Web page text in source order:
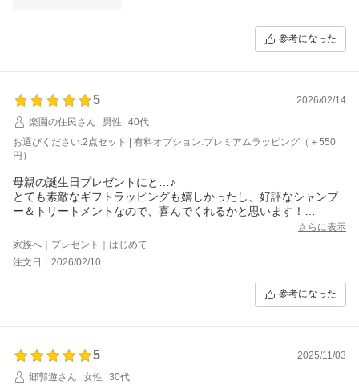
参考になった
5
2026/02/14
楽園の住民さん
男性
40代
お選びください:2点セット | 有料オプション:プレミアムラッピング（＋550
円）
母親の誕生日プレゼントにと…♪
とても素敵なギフトラッピングも嬉しかったし、好評なシャンプ
ー＆トリートメントなので、喜んでくれるかと思います！
楽天roomから購入させてもらいました！
さらに表示
家族へ｜プレゼント｜はじめて
注文日：2026/02/10
参考になった
5
2025/11/03
郷郭遊さん
女性
30代